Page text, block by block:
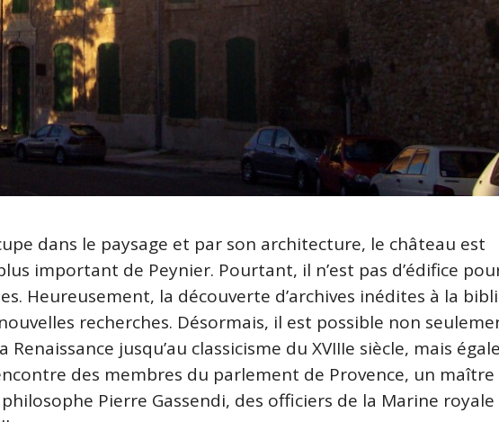
dans le paysage et par son architecture, le château est
important de Peynier. Pourtant, il n’est pas d’édifice
Heureusement, la découverte d’archives inédites à la
recherches. Désormais, il est possible non
jusqu’au classicisme du XVIIIe siècle, mais
des membres du parlement de Provence, un maître
Pierre Gassendi, des officiers de la Marine